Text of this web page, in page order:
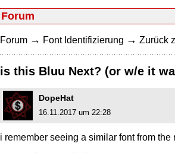
Forum
Forum → Font Identifizierung → Zurück
is this Bluu Next? (or w/e it
DopeHat
16.11.2017 um 22:28
i remember seeing a similar font from